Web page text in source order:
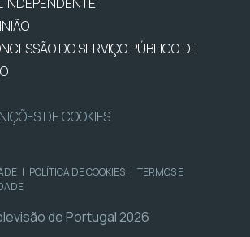
DO SERVIÇO PÚBLICO DE
DE COOKIES
| POLÍTICA DE COOKIES | TERMOS E
de Portugal 2026